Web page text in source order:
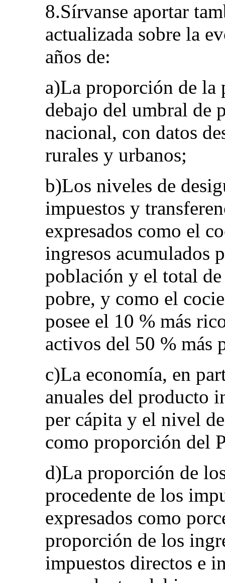
8.Sírvanse aportar
actualizada sobre la
años de:
a)La proporción de
debajo del umbral de
nacional, con datos
rurales y urbanos;
b)Los niveles de
impuestos y
expresados como el
ingresos acumulados
población y el total
pobre, y como el
posee el 10 % más
activos del 50 % más
c)La economía, en
anuales del producto
per cápita y el nivel
como proporción del
d)La proporción de
procedente de los
expresados como
proporción de los
impuestos directos e